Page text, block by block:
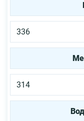
336
314